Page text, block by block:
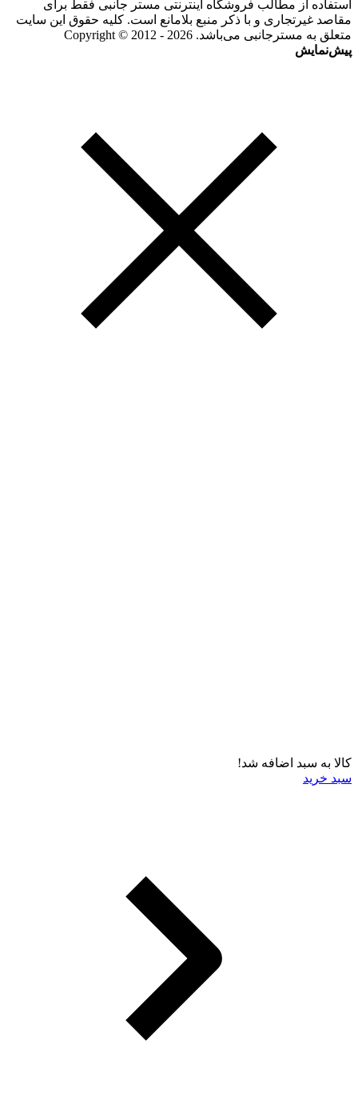
استفاده از مطالب فروشگاه اینترنتی مستر جانبی فقط برای
مقاصد غیرتجاری و با ذکر منبع بلامانع است. کلیه حقوق این سایت
متعلق به مسترجانبی می‌باشد. Copyright © 2012 - 2026
پیش‌نمایش
کالا به سبد اضافه شد!
سبد خرید